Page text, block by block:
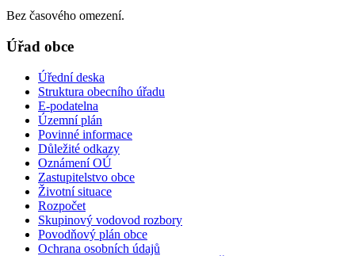
Bez časového omezení.
Úřad obce
Úřední deska
Struktura obecního úřadu
E-podatelna
Územní plán
Povinné informace
Důležité odkazy
Oznámení OÚ
Zastupitelstvo obce
Životní situace
Rozpočet
Skupinový vodovod rozbory
Povodňový plán obce
Ochrana osobních údajů